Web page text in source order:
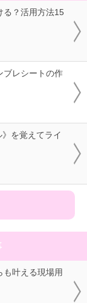
る？活用方法15
ブレシートの作
を覚えてライ
も叶える現場用